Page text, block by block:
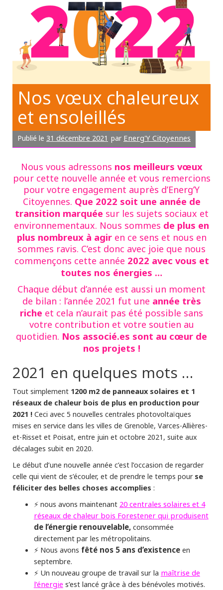
Nos vœux chaleureux
et ensoleillés
Publié le 31 décembre 2021 par Energ'Y Citoyennes
Nous vous adressons nos meilleurs vœux
pour cette nouvelle année et vous remercions
pour votre engagement auprès d’Energ’Y
Citoyennes. Que 2022 soit une année de
transition marquée sur les sujets sociaux et
environnementaux. Nous sommes de plus en
plus nombreux à agir en ce sens et nous en
sommes ravis. C’est donc avec joie que nous
commençons cette année 2022 avec vous et
toutes nos énergies …
Chaque début d’année est aussi un moment
de bilan : l’année 2021 fut une année très
riche et cela n’aurait pas été possible sans
votre contribution et votre soutien au
quotidien. Nos associé.es sont au cœur de
nos projets !
2021 en quelques mots …
Tout simplement 1200 m2 de panneaux solaires et 1
réseaux de chaleur bois de plus en production pour
2021 ! Ceci avec 5 nouvelles centrales photovoltaïques
mises en service dans les villes de Grenoble, Varces-Allières-
et-Risset et Poisat, entre juin et octobre 2021, suite aux
décalages subit en 2020.
Le début d’une nouvelle année c’est l’occasion de regarder
celle qui vient de s’écouler, et de prendre le temps pour se
féliciter des belles choses accomplies :
⚡ nous avons maintenant 20 centrales solaires et 4
réseaux de chaleur bois Forestener qui produisent
de l’énergie renouvelable,consommée
directement par les métropolitains.
⚡ Nous avons fêté nos 5 ans d’existenceen
septembre.
⚡ Un nouveau groupe de travail sur la maîtrise de
l’énergie s’est lancé grâce à des bénévoles motivés.